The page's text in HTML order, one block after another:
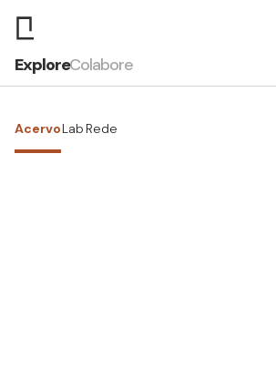
ExploreColabore
AcervoLab Rede